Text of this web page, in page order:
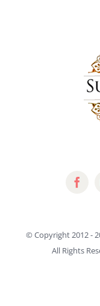
© Copyright 2012 -
All Rights